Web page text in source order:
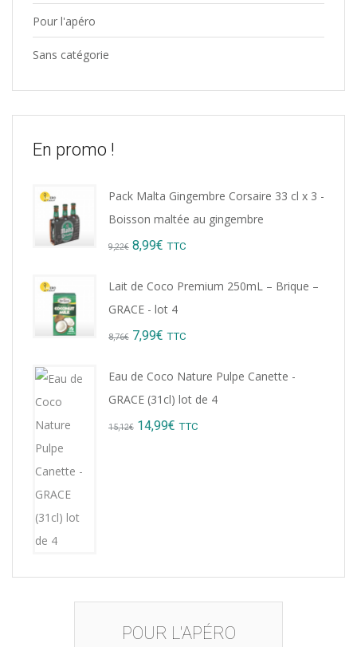
Pour l'apéro
Sans catégorie
En promo !
Pack Malta Gingembre Corsaire 33 cl x 3 -
Boisson maltée au gingembre
9,22€ Original
8,99€ Current
TTC
Lait de Coco Premium 250mL – Brique –
GRACE - lot 4
8,76€ Original
7,99€ Current
TTC
Eau de Coco Nature Pulpe Canette -
GRACE (31cl) lot de 4
15,12€ Original
14,99€ Current
TTC
POUR L'APÉRO